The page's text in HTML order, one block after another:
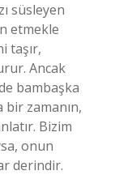
süsleyen
etmekle
taşır,
Ancak
bambaşka
zamanın,
Bizim
onun
derindir.